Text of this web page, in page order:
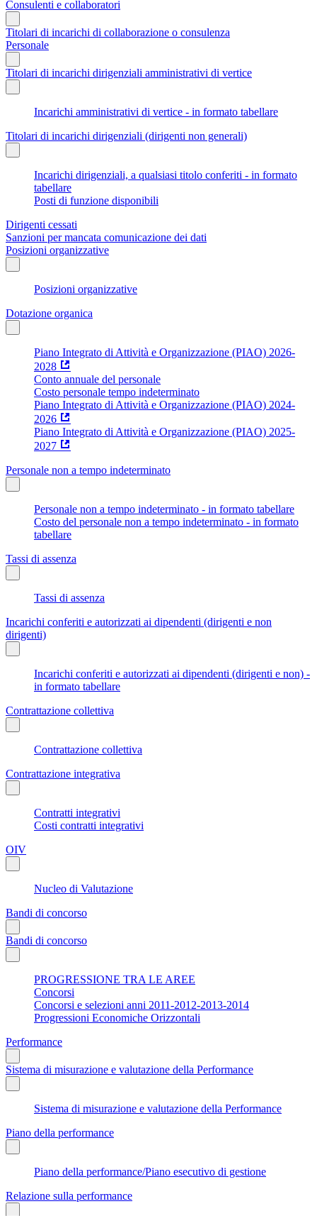
Consulenti e collaboratori
Titolari di incarichi di collaborazione o consulenza
Personale
Titolari di incarichi dirigenziali amministrativi di vertice
Incarichi amministrativi di vertice - in formato tabellare
Titolari di incarichi dirigenziali (dirigenti non generali)
Incarichi dirigenziali, a qualsiasi titolo conferiti - in formato
tabellare
Posti di funzione disponibili
Dirigenti cessati
Sanzioni per mancata comunicazione dei dati
Posizioni organizzative
Posizioni organizzative
Dotazione organica
Piano Integrato di Attività e Organizzazione (PIAO) 2026-
2028
Conto annuale del personale
Costo personale tempo indeterminato
Piano Integrato di Attività e Organizzazione (PIAO) 2024-
2026
Piano Integrato di Attività e Organizzazione (PIAO) 2025-
2027
Personale non a tempo indeterminato
Personale non a tempo indeterminato - in formato tabellare
Costo del personale non a tempo indeterminato - in formato
tabellare
Tassi di assenza
Tassi di assenza
Incarichi conferiti e autorizzati ai dipendenti (dirigenti e non
dirigenti)
Incarichi conferiti e autorizzati ai dipendenti (dirigenti e non) -
in formato tabellare
Contrattazione collettiva
Contrattazione collettiva
Contrattazione integrativa
Contratti integrativi
Costi contratti integrativi
OIV
Nucleo di Valutazione
Bandi di concorso
Bandi di concorso
PROGRESSIONE TRA LE AREE
Concorsi
Concorsi e selezioni anni 2011-2012-2013-2014
Progressioni Economiche Orizzontali
Performance
Sistema di misurazione e valutazione della Performance
Sistema di misurazione e valutazione della Performance
Piano della performance
Piano della performance/Piano esecutivo di gestione
Relazione sulla performance